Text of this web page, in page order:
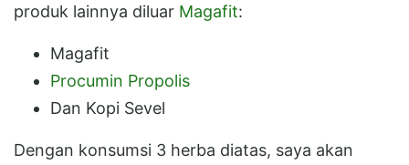
produk lainnya diluar Magafit:
Magafit
Procumin Propolis
Dan Kopi Sevel
Dengan konsumsi 3 herba diatas, saya akan